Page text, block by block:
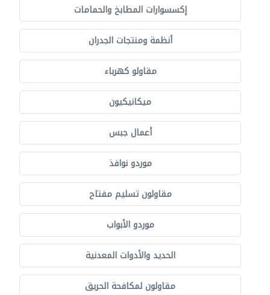
إكسسوارات المطابخ والحمامات
أنظمة ومنتجات الجدران
مقاولو كهرباء
ميكانيكيون
أعمال جبس
موردو نوافذ
مقاولون تسليم مفتاح
موردو الأبواب
الحديد والأدوات المعدنية
مقاولون لمكافحة الحريق